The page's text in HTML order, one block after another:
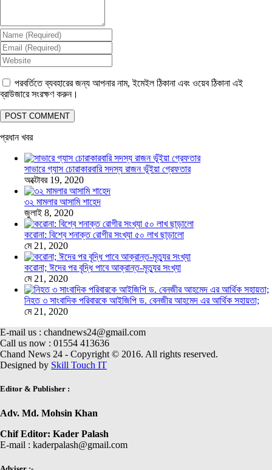
পরবর্তিতে ব্যবহারের জন্য আপনার নাম, ইমেইল ঠিকানা এবং ওয়েব ঠিকানা এই
ব্রাউজারে সংরক্ষণ করুন।
প্রধান খবর
সাভারে গ্যাস চোরাকারবারি সদস্য রাজন ভূঁইয়া গ্রেফতার
অক্টোবর 19, 2020
৩২ মামলার আসামি শাহেদ
জুলাই 8, 2020
করোনা: বিশ্বে শনাক্ত রোগীর সংখ্যা ৫০ লাখ ছাড়ালো
মে 21, 2020
করোনা; ঈদের পর বৃদ্ধি পাবে আক্রান্ত-মৃত্যুর সংখ্যা
মে 21, 2020
নিহত ৩ সাংবাদিক পরিবারকে আইজিপি ড. বেনজীর আহমেদ এর আর্থিক সহায়তা;
মে 21, 2020
E-mail us : chandnews24@gmail.com
Call us now : 01554 413636
Chand News 24 - Copyright © 2016. All rights reserved.
Designed by Skill Touch IT
Editor & Publisher :
Adv. Md. Mohsin Khan
Chif Editor: Kader Palash
E-mail : kaderpalash@gmail.com